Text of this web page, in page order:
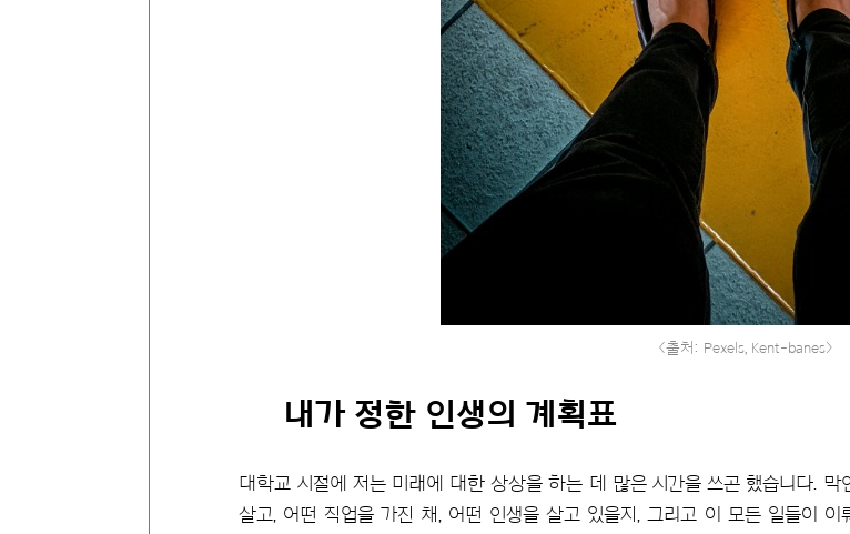
<출처: Pexels, Kent-banes>
내가 정한 인생의 계획표
대학교 시절에 저는 미래에 대한 상상을 하는 데 많은 시간을 쓰곤 했습니다. 막
살고, 어떤 직업을 가진 채, 어떤 인생을 살고 있을지, 그리고 이 모든 일들이 이